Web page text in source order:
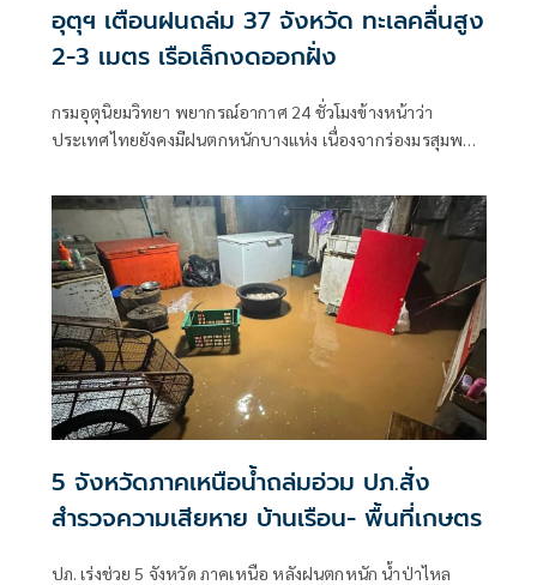
อุตุฯ เตือนฝนถล่ม 37 จังหวัด ทะเลคลื่นสูง
2-3 เมตร เรือเล็กงดออกฝั่ง
กรมอุตุนิยมวิทยา พยากรณ์อากาศ 24 ชั่วโมงข้างหน้าว่า
ประเทศไทยยังคงมีฝนตกหนักบางแห่ง เนื่องจากร่องมรสุมพาด
กับมรสุมตะวันตกเฉียงใต้
5 จังหวัดภาคเหนือน้ำถล่มอ่วม ปภ.สั่ง
สำรวจความเสียหาย บ้านเรือน- พื้นที่เกษตร
ปภ. เร่งช่วย 5 จังหวัด ภาคเหนือ หลังฝนตกหนัก น้ำป่าไหล